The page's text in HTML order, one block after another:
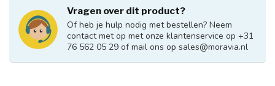
Vragen over dit product?
Of heb je hulp nodig met bestellen? Neem
contact met op met onze klantenservice op +31
76 562 05 29 of mail ons op sales@moravia.nl